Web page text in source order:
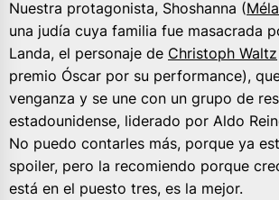
Nuestra protagonista, Shoshanna (
una judía cuya familia fue masacrada
Landa, el personaje de Christoph Waltz
premio Óscar por su performance),
venganza y se une con un grupo de
estadounidense, liderado por Aldo
No puedo contarles más, porque ya
spoiler, pero la recomiendo porque
está en el puesto tres, es la mejor.